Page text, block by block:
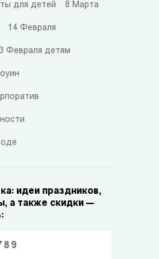
для детей 8 Марта
14 Февраля
Февраля детям
идеи праздников,
а также скидки —